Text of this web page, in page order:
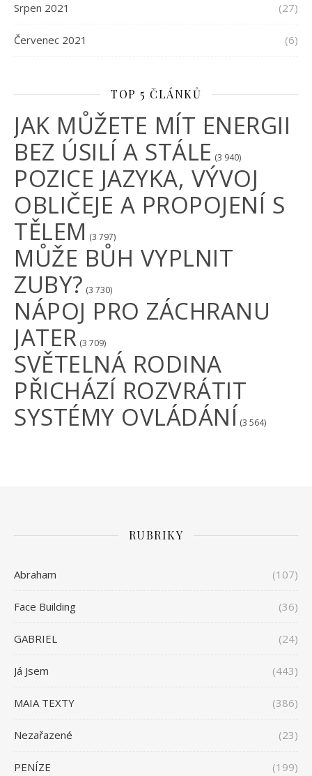
Srpen 2021 (27)
Červenec 2021 (6)
TOP 5 ČLÁNKŮ
JAK MŮŽETE MÍT ENERGII
BEZ ÚSILÍ A STÁLE (3 940)
POZICE JAZYKA, VÝVOJ
OBLIČEJE A PROPOJENÍ S
TĚLEM (3 797)
MŮŽE BŮH VYPLNIT
ZUBY? (3 730)
NÁPOJ PRO ZÁCHRANU
JATER (3 709)
SVĚTELNÁ RODINA
PŘICHÁZÍ ROZVRÁTIT
SYSTÉMY OVLÁDÁNÍ (3 564)
RUBRIKY
Abraham (107)
Face Building (36)
GABRIEL (24)
Já Jsem (443)
MAIA TEXTY (386)
Nezařazené (23)
PENÍZE (199)